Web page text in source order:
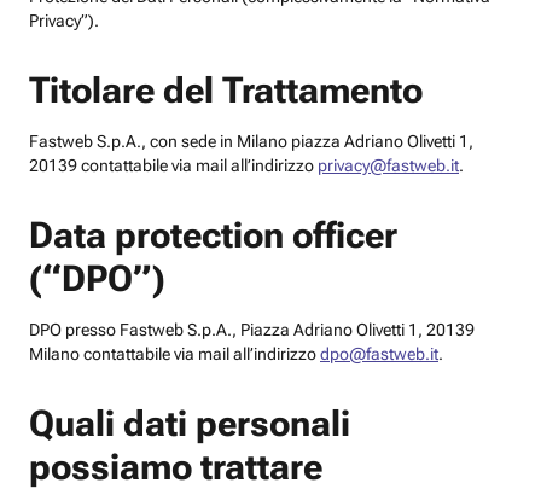
Privacy”).
Titolare del Trattamento
Fastweb S.p.A., con sede in Milano piazza Adriano Olivetti 1,
20139 contattabile via mail all’indirizzo privacy@fastweb.it.
Data protection officer
(“DPO”)
DPO presso Fastweb S.p.A., Piazza Adriano Olivetti 1, 20139
Milano contattabile via mail all’indirizzodpo@fastweb.it.
Quali dati personali
possiamo trattare